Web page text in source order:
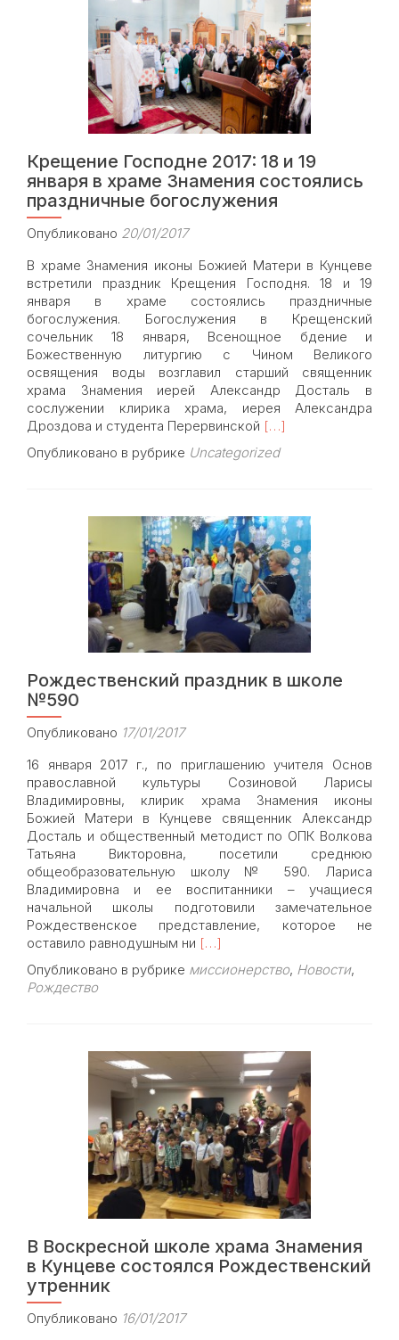
1248
Крещение Господне 2017: 18 и 19
января в храме Знамения состоялись
праздничные богослужения
Опубликовано 20/01/2017
В храме Знамения иконы Божией Матери в Кунцеве
встретили праздник Крещения Господня. 18 и 19
января в храме состоялись праздничные
богослужения. Богослужения в Крещенский
сочельник 18 января, Всенощное бдение и
Божественную литургию с Чином Великого
освящения воды возглавил старший священник
храма Знамения иерей Александр Досталь в
сослужении клирика храма, иерея Александра
Дроздова и студента Перервинской Read
about
2017:
18
и
19
января
в
храме
Знамения
состоялись
праздничные
[…]
Опубликовано в рубрике Uncategorized
Рождественский праздник в школе
№590
Опубликовано 17/01/2017
16 января 2017 г., по приглашению учителя Основ
православной культуры Созиновой Ларисы
Владимировны, клирик храма Знамения иконы
Божией Матери в Кунцеве священник Александр
Досталь и общественный методист по ОПК Волкова
Татьяна Викторовна, посетили среднюю
общеобразовательную школу № 590. Лариса
Владимировна и ее воспитанники – учащиеся
начальной школы подготовили замечательное
Рождественское представление, которое не
оставило равнодушным ни Read
about
школе
№590
[…]
Опубликовано в рубрике миссионерство, Новости,
Рождество
В Воскресной школе храма Знамения
в Кунцеве состоялся Рождественский
утренник
Опубликовано 16/01/2017